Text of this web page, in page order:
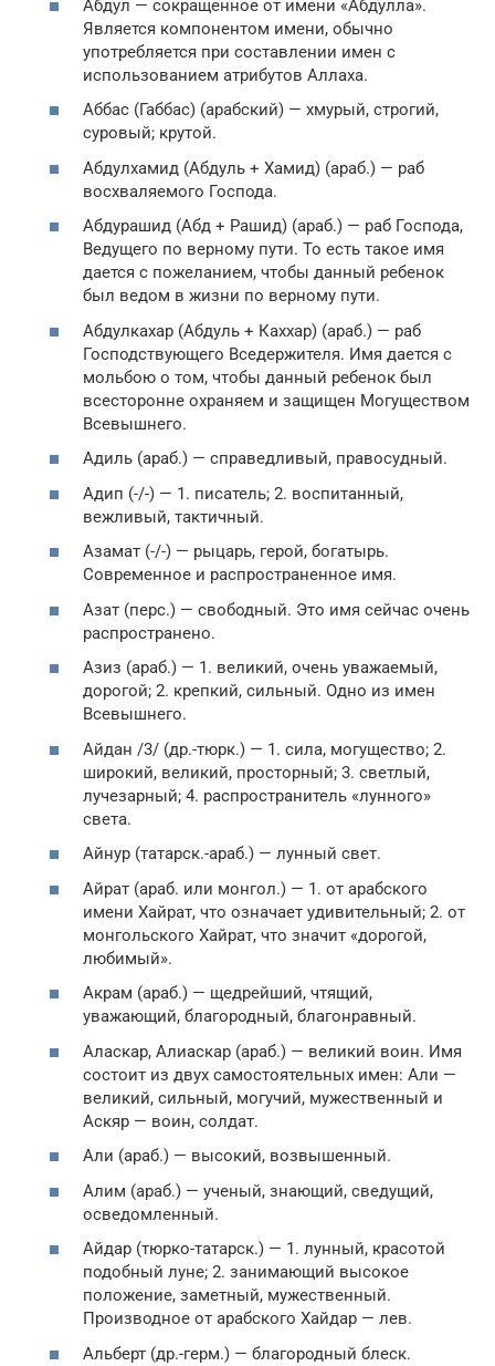
Абдул — сокращенное от имени «Абдулла».
Является компонентом имени, обычно
употребляется при составлении имен с
использованием атрибутов Аллаха.
Аббас (Габбас) (арабский) — хмурый, строгий,
суровый; крутой.
Абдулхамид (Абдуль + Хамид) (араб.) — раб
восхваляемого Господа.
Абдурашид (Абд + Рашид) (араб.) — раб Господа,
Ведущего по верному пути. То есть такое имя
дается с пожеланием, чтобы данный ребенок
был ведом в жизни по верному пути.
Абдулкахар (Абдуль + Каххар) (араб.) — раб
Господствующего Вседержителя. Имя дается с
мольбою о том, чтобы данный ребенок был
всесторонне охраняем и защищен Могуществом
Всевышнего.
Адиль (араб.) — справедливый, правосудный.
Адип (-/-) — 1. писатель; 2. воспитанный,
вежливый, тактичный.
Азамат (-/-) — рыцарь, герой, богатырь.
Современное и распространенное имя.
Азат (перс.) — свободный. Это имя сейчас очень
распространено.
Азиз (араб.) — 1. великий, очень уважаемый,
дорогой; 2. крепкий, сильный. Одно из имен
Всевышнего.
Айдан /3/ (др.-тюрк.) — 1. сила, могущество; 2.
широкий, великий, просторный; 3. светлый,
лучезарный; 4. распространитель «лунного»
света.
Айнур (татарск.-араб.) — лунный свет.
Айрат (араб. или монгол.) — 1. от арабского
имени Хайрат, что означает удивительный; 2. от
монгольского Хайрат, что значит «дорогой,
любимый».
Акрам (араб.) — щедрейший, чтящий,
уважающий, благородный, благонравный.
Аласкар, Алиаскар (араб.) — великий воин. Имя
состоит из двух самостоятельных имен: Али —
великий, сильный, могучий, мужественный и
Аскяр — воин, солдат.
Али (араб.) — высокий, возвышенный.
Алим (араб.) — ученый, знающий, сведущий,
осведомленный.
Айдар (тюрко-татарск.) — 1. лунный, красотой
подобный луне; 2. занимающий высокое
положение, заметный, мужественный.
Производное от арабского Хайдар — лев.
Альберт (др.-герм.) — благородный блеск.